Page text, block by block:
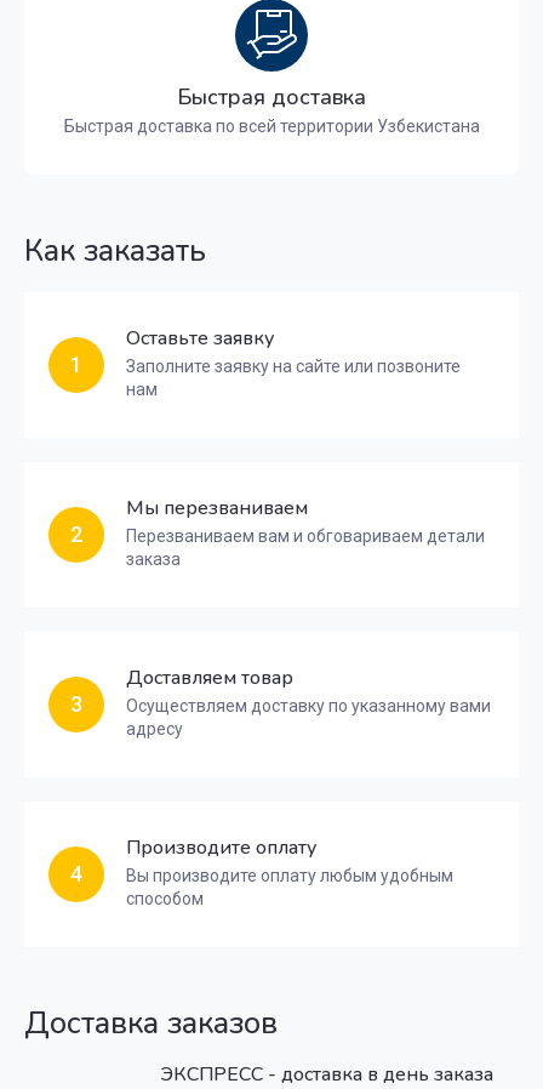
Быстрая доставка
Быстрая доставка по всей территории Узбекистана
Как заказать
1
Оставьте заявку
Заполните заявку на сайте или позвоните
нам
2
Мы перезваниваем
Перезваниваем вам и обговариваем детали
заказа
3
Доставляем товар
Осуществляем доставку по указанному вами
адресу
4
Производите оплату
Вы производите оплату любым удобным
способом
Доставка заказов
ЭКСПРЕСС - доставка в день заказа